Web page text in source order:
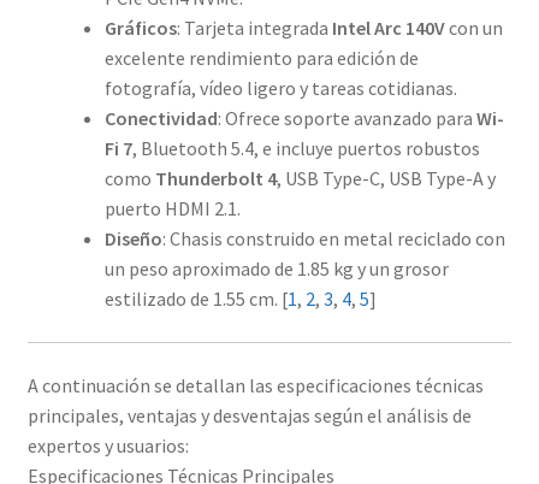
Gráficos: Tarjeta integrada Intel Arc 140Vcon un
excelente rendimiento para edición de
fotografía, vídeo ligero y tareas cotidianas.
Conectividad: Ofrece soporte avanzado para Wi-
Fi 7, Bluetooth 5.4, e incluye puertos robustos
como Thunderbolt 4, USB Type-C, USB Type-A y
puerto HDMI 2.1.
Diseño: Chasis construido en metal reciclado con
un peso aproximado de 1.85 kg y un grosor
estilizado de 1.55 cm. [1, 2, 3, 4, 5]
A continuación se detallan las especificaciones técnicas
principales, ventajas y desventajas según el análisis de
expertos y usuarios:
Especificaciones Técnicas Principales